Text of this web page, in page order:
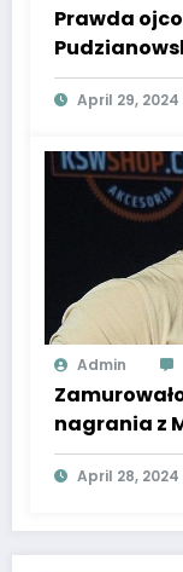
Prawda
jego ojcu
April 29, 2024
Admin
nagrania z
sięApril 28, 2024